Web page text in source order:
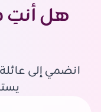
هل أنتِ
انضمي إلى